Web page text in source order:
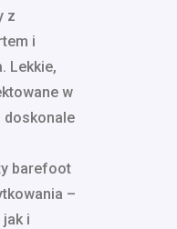
z
i
Lekkie,
w
doskonale
barefoot
–
i